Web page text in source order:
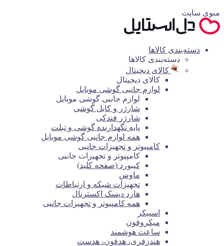
منوی سایت
دسته‌بندی کالاها
دسته‌بندی کالاها
کالای دیجیتال
کالای دیجیتال
لوازم جانبی گوشی موبایل
لوازم جانبی گوشی موبایل
شارژر و کابل گوشی
شارژر فندکی
پایه نگهدارنده گوشی و تبلت
همه لوازم جانبی گوشی موبایل
کامپیوتر و تجهیزات جانبی
کامپیوتر و تجهیزات جانبی
کیبورد (صفحه کلید)
ماوس
تجهیزات شبکه و ارتباطات
هارد دیسک اکسترنال
همه کامپیوتر و تجهیزات جانبی
اسپیکر
میکروفون
ساعت هوشمند
هندزفری، هدفون، هدست